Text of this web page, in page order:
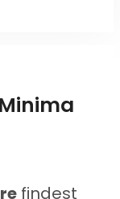
findest